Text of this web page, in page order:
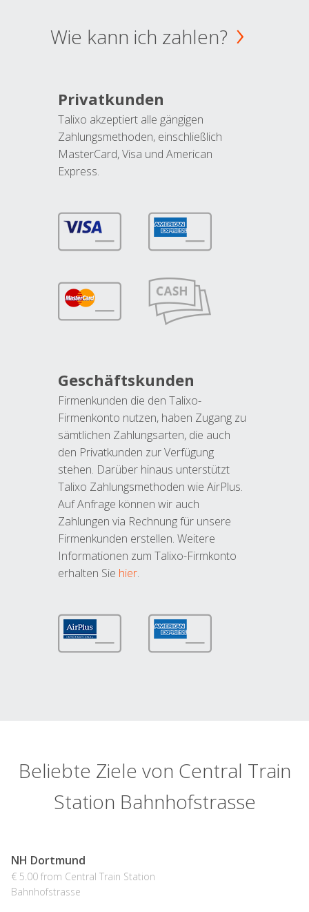
Wie kann ich zahlen?
Privatkunden
Talixo akzeptiert alle gängigen
Zahlungsmethoden, einschließlich
MasterCard, Visa und American
Express.
Geschäftskunden
Firmenkunden die den Talixo-
Firmenkonto nutzen, haben Zugang zu
sämtlichen Zahlungsarten, die auch
den Privatkunden zur Verfügung
stehen. Darüber hinaus unterstützt
Talixo Zahlungsmethoden wie AirPlus.
Auf Anfrage können wir auch
Zahlungen via Rechnung für unsere
Firmenkunden erstellen. Weitere
Informationen zum Talixo-Firmkonto
erhalten Sie hier.
Beliebte Ziele von Central Train
Station Bahnhofstrasse
NH Dortmund
€ 5.00 from Central Train Station
Bahnhofstrasse